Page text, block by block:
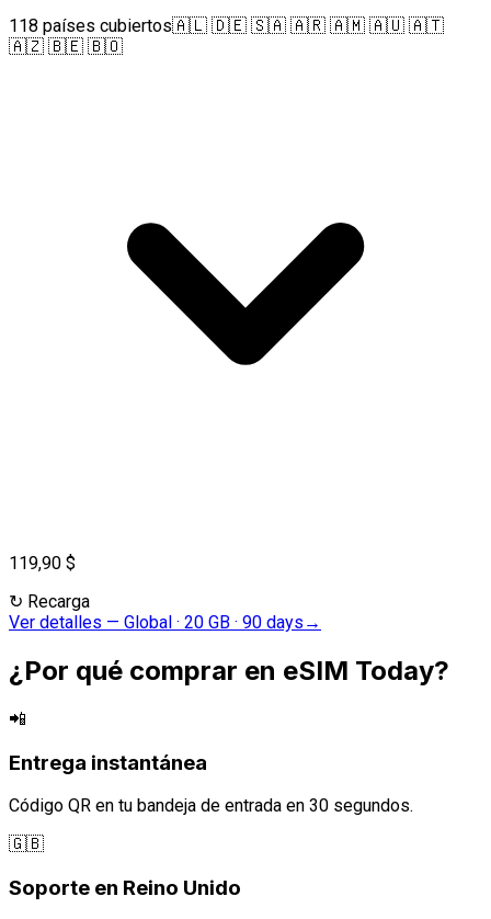
118 países cubiertos🇦🇱 🇩🇪 🇸🇦 🇦🇷 🇦🇲 🇦🇺 🇦🇹
🇦🇿 🇧🇪 🇧🇴
119,90 $
↻ Recarga
Ver detalles — Global · 20 GB · 90 days →
¿Por qué comprar en eSIM Today?
📲
Entrega instantánea
Código QR en tu bandeja de entrada en 30 segundos.
🇬🇧
Soporte en Reino Unido